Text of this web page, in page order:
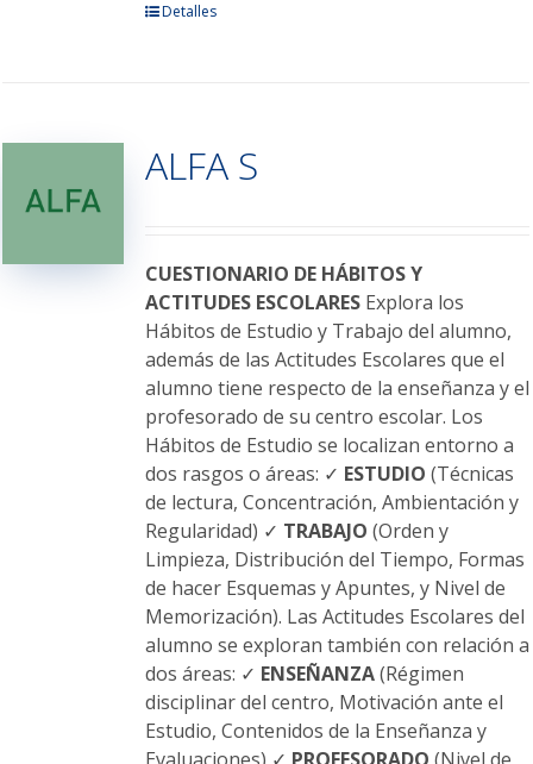
Este
Las
opciones
elegir
en
la
página
de
producto
Detalles
ALFA S
CUESTIONARIO DE HÁBITOS Y
ACTITUDES ESCOLARESExplora los
Hábitos de Estudio y Trabajo del alumno,
además de las Actitudes Escolares que el
alumno tiene respecto de la enseñanza y el
profesorado de su centro escolar. Los
Hábitos de Estudio se localizan entorno a
dos rasgos o áreas: ✓ ESTUDIO (Técnicas
de lectura, Concentración, Ambientación y
Regularidad) ✓ TRABAJO (Orden y
Limpieza, Distribución del Tiempo, Formas
de hacer Esquemas y Apuntes, y Nivel de
Memorización). Las Actitudes Escolares del
alumno se exploran también con relación a
dos áreas: ✓ ENSEÑANZA(Régimen
disciplinar del centro, Motivación ante el
Estudio, Contenidos de la Enseñanza y